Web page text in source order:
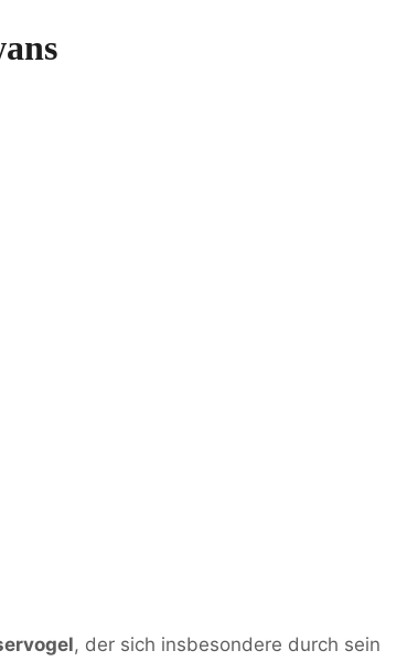
, der sich insbesondere durch sein